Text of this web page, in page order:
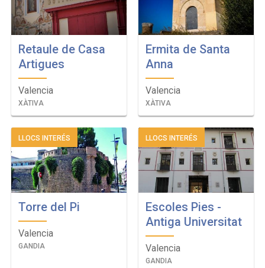
Retaule de Casa
Artigues
Valencia
XÀTIVA
Ermita de Santa
Anna
Valencia
XÀTIVA
LLOCS INTERÉS
Torre del Pi
Valencia
GANDIA
LLOCS INTERÉS
Escoles Pies -
Antiga Universitat
Valencia
GANDIA